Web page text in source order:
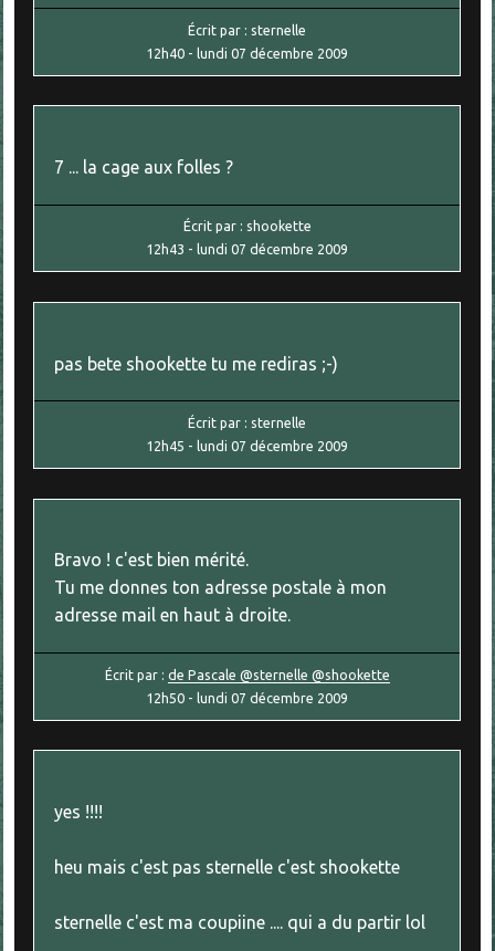
Écrit par : sternelle
12h40 -lundi 07 décembre 2009
7 ... la cage aux folles ?
Écrit par : shookette
12h43 - lundi 07 décembre 2009
pas bete shookette tu me rediras ;-)
Écrit par : sternelle
12h45 - lundi 07 décembre 2009
Bravo ! c'est bien mérité.
Tu me donnes ton adresse postale à mon
adresse mail en haut à droite.
Écrit par : de Pascale @sternelle @shookette
12h50 -lundi 07 décembre 2009
yes !!!!
heu mais c'est pas sternelle c'est shookette
sternelle c'est ma coupiine .... qui a du partir lol